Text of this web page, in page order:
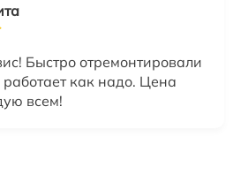
Быстро отремонтировали
работает как надо. Цена
всем!